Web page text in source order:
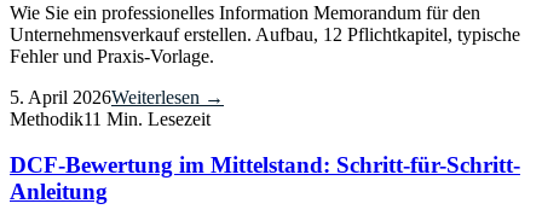
Wie Sie ein professionelles Information Memorandum für den
Unternehmensverkauf erstellen. Aufbau, 12 Pflichtkapitel, typische
Fehler und Praxis-Vorlage.
5. April 2026Weiterlesen →
Methodik11 Min. Lesezeit
DCF-Bewertung im Mittelstand: Schritt-für-Schritt-
Anleitung